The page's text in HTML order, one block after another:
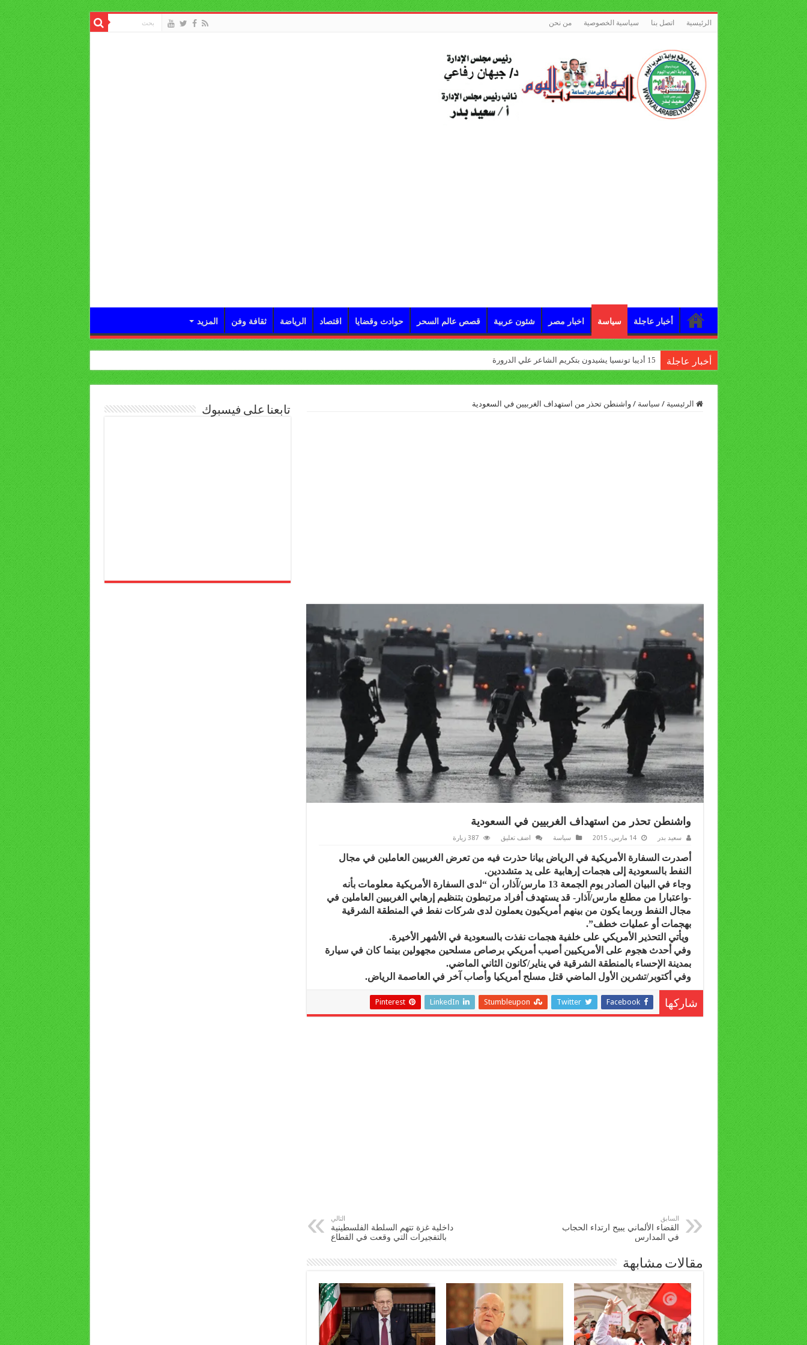
الرئيسية اتصل بنا سياسية الخصوصية من نحن
أخبار عاجلة سياسة اخبار مصر شئون عربية قصص عالم السحر حوادث وقضايا اقتصاد الرياضة ثقافة وفن المزيد
أخبار عاجلة 15 أديبا تونسيا يشيدون بتكريم الشاعر علي الدرورة
الرئيسية / سياسة / واشنطن تحذر من استهداف الغربيين في السعودية
واشنطن تحذر من استهداف الغربيين في السعودية
سعيد بدر 14 مارس، 2015 سياسة اضف تعليق 387 زيارة
أصدرت السفارة الأمريكية في الرياض بيانا حذرت فيه من تعرض الغربيين العاملين في مجال
النفط بالسعودية إلى هجمات إرهابية على يد متشددين.
وجاء في البيان الصادر يوم الجمعة 13 مارس/آذار، أن “لدى السفارة الأمريكية معلومات بأنه
-واعتبارا من مطلع مارس/آذار- قد يستهدف أفراد مرتبطون بتنظيم إرهابي الغربيين العاملين في
مجال النفط وربما يكون من بينهم أمريكيون يعملون لدى شركات نفط في المنطقة الشرقية
بهجمات أو عمليات خطف”.
ويأتي التحذير الأمريكي على خلفية هجمات نفذت بالسعودية في الأشهر الأخيرة.
وفي أحدث هجوم على الأمريكيين أصيب أمريكي برصاص مسلحين مجهولين بينما كان في سيارة
بمدينة الإحساء بالمنطقة الشرقية في يناير/كانون الثاني الماضي.
وفي أكتوبر/تشرين الأول الماضي قتل مسلح أمريكيا وأصاب آخر في العاصمة الرياض.
شاركها Facebook
Twitter
Stumbleupon
LinkedIn
Pinterest
السابق
القضاء الألماني يبيح ارتداء الحجاب
في المدارس
التالي
داخلية غزة تتهم السلطة الفلسطينية
بالتفجيرات التي وقعت في القطاع
مقالات مشابهة
تابعنا على فيسبوك